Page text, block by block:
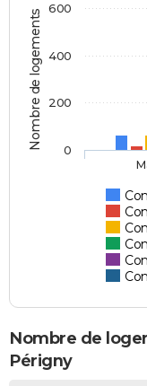
Nombre de logements 0
200
400
600
Nombre de
Périgny